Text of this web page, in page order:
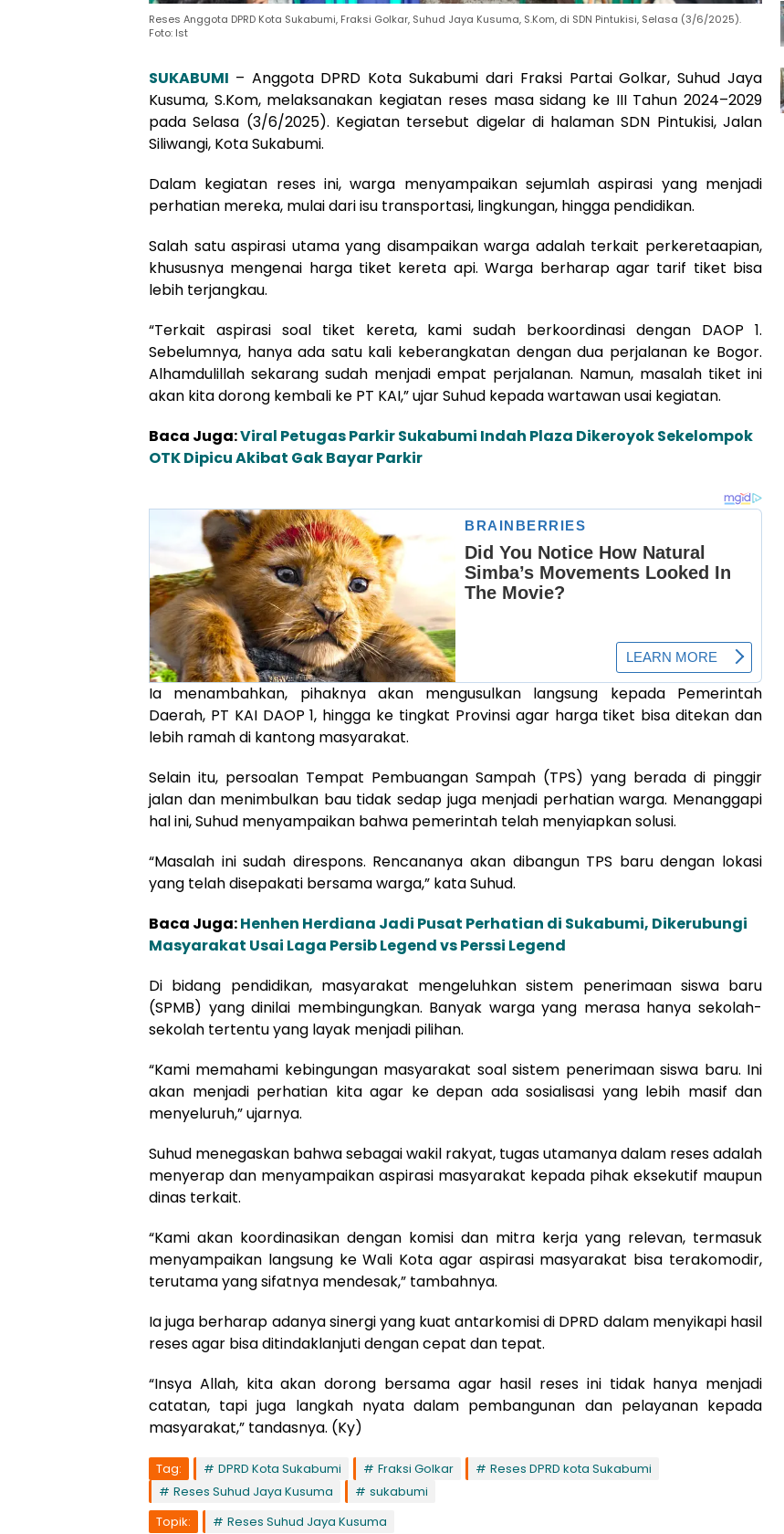
Reses Anggota DPRD Kota Sukabumi, Fraksi Golkar, Suhud Jaya Kusuma, S.Kom, di SDN Pintukisi, Selasa (3/6/2025).
Foto: Ist
SUKABUMI – Anggota DPRD Kota Sukabumi dari Fraksi Partai Golkar, Suhud Jaya
Kusuma, S.Kom, melaksanakan kegiatan reses masa sidang ke III Tahun 2024–2029
pada Selasa (3/6/2025). Kegiatan tersebut digelar di halaman SDN Pintukisi, Jalan
Siliwangi, Kota Sukabumi.
Dalam kegiatan reses ini, warga menyampaikan sejumlah aspirasi yang menjadi
perhatian mereka, mulai dari isu transportasi, lingkungan, hingga pendidikan.
Salah satu aspirasi utama yang disampaikan warga adalah terkait perkeretaapian,
khususnya mengenai harga tiket kereta api. Warga berharap agar tarif tiket bisa
lebih terjangkau.
“Terkait aspirasi soal tiket kereta, kami sudah berkoordinasi dengan DAOP 1.
Sebelumnya, hanya ada satu kali keberangkatan dengan dua perjalanan ke Bogor.
Alhamdulillah sekarang sudah menjadi empat perjalanan. Namun, masalah tiket ini
akan kita dorong kembali ke PT KAI,” ujar Suhud kepada wartawan usai kegiatan.
Baca Juga:Viral Petugas Parkir Sukabumi Indah Plaza Dikeroyok Sekelompok
OTK Dipicu Akibat Gak Bayar Parkir
Ia menambahkan, pihaknya akan mengusulkan langsung kepada Pemerintah
Daerah, PT KAI DAOP 1, hingga ke tingkat Provinsi agar harga tiket bisa ditekan dan
lebih ramah di kantong masyarakat.
Selain itu, persoalan Tempat Pembuangan Sampah (TPS) yang berada di pinggir
jalan dan menimbulkan bau tidak sedap juga menjadi perhatian warga. Menanggapi
hal ini, Suhud menyampaikan bahwa pemerintah telah menyiapkan solusi.
“Masalah ini sudah direspons. Rencananya akan dibangun TPS baru dengan lokasi
yang telah disepakati bersama warga,” kata Suhud.
Baca Juga:Henhen Herdiana Jadi Pusat Perhatian di Sukabumi, Dikerubungi
Masyarakat Usai Laga Persib Legend vs Perssi Legend
Di bidang pendidikan, masyarakat mengeluhkan sistem penerimaan siswa baru
(SPMB) yang dinilai membingungkan. Banyak warga yang merasa hanya sekolah-
sekolah tertentu yang layak menjadi pilihan.
“Kami memahami kebingungan masyarakat soal sistem penerimaan siswa baru. Ini
akan menjadi perhatian kita agar ke depan ada sosialisasi yang lebih masif dan
menyeluruh,” ujarnya.
Suhud menegaskan bahwa sebagai wakil rakyat, tugas utamanya dalam reses adalah
menyerap dan menyampaikan aspirasi masyarakat kepada pihak eksekutif maupun
dinas terkait.
“Kami akan koordinasikan dengan komisi dan mitra kerja yang relevan, termasuk
menyampaikan langsung ke Wali Kota agar aspirasi masyarakat bisa terakomodir,
terutama yang sifatnya mendesak,” tambahnya.
Ia juga berharap adanya sinergi yang kuat antarkomisi di DPRD dalam menyikapi hasil
reses agar bisa ditindaklanjuti dengan cepat dan tepat.
“Insya Allah, kita akan dorong bersama agar hasil reses ini tidak hanya menjadi
catatan, tapi juga langkah nyata dalam pembangunan dan pelayanan kepada
masyarakat,” tandasnya. (Ky)
Tag: DPRD Kota Sukabumi Fraksi Golkar
Reses DPRD kota Sukabumi
Reses Suhud Jaya Kusuma
sukabumi
Topik:
Reses Suhud Jaya Kusuma